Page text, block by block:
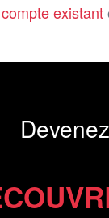
existant